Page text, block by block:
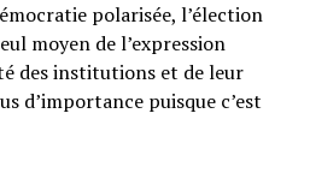
polarisée, l’élection
moyen de l’expression
des institutions et de leur
d’importance puisque c’est